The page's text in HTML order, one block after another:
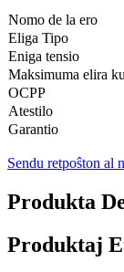
Nomo de la ero
Eliga Tipo
Eniga tensio
Maksimuma elira
OCPP
Atestilo
Garantio
Sendu retpoŝton al
Produkta
Produktaj